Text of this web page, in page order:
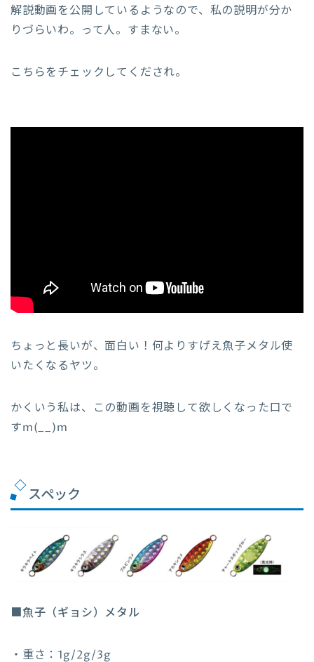
解説動画を公開しているようなので、私の説明が分か
りづらいわ。って人。すまない。
こちらをチェックしてくだされ。
ちょっと長いが、面白い！何よりすげえ魚子メタル使
いたくなるヤツ。
かくいう私は、この動画を視聴して欲しくなった口で
すm(__)m
スペック
■魚子（ギョシ）メタル
・重さ：1g/2g/3g